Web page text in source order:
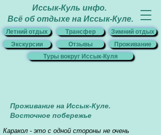
Отзывы
Иссык-Куль инфо.
Всё об отдыхе на Иссык-Куле.
Летний отдых
Туры вокруг Иссык-Куля
Зимний отдых
Экскурсии
Трансфер
Проживание
Проживание на Иссык-Куле.
Восточное побережье
Каракол - это с одной стороны не очень